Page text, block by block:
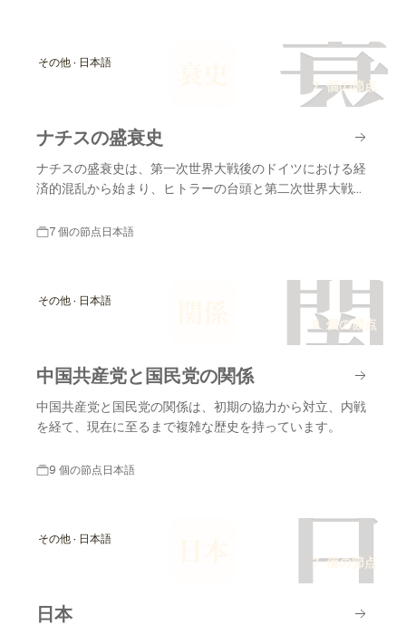
衰
その他 · 日本語
7 個の節点
ナチスの盛衰史
ナチスの盛衰史は、第一次世界大戦後のドイツにおける経
済的混乱から始まり、ヒトラーの台頭と第二次世界大戦の
7 個の節点日本語
関
その他 · 日本語
9 個の節点
中国共産党と国民党の関係
中国共産党と国民党の関係は、初期の協力から対立、内戦
を経て、現在に至るまで複雑な歴史を持っています。
9 個の節点日本語
日
その他 · 日本語
7 個の節点
日本